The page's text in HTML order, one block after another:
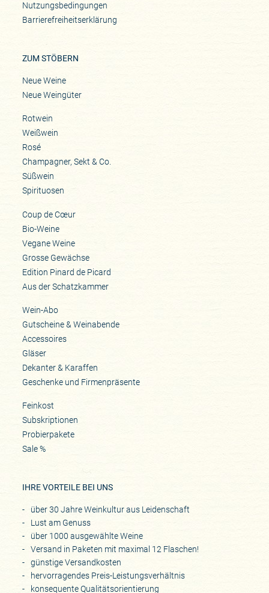
Nutzungsbedingungen
Barrierefreiheitserklärung
ZUM STÖBERN
Neue Weine
Neue Weingüter
Rotwein
Weißwein
Rosé
Champagner, Sekt & Co.
Süßwein
Spirituosen
Coup de Cœur
Bio-Weine
Vegane Weine
Grosse Gewächse
Edition Pinard de Picard
Aus der Schatzkammer
Wein-Abo
Gutscheine & Weinabende
Accessoires
Gläser
Dekanter & Karaffen
Geschenke und Firmenpräsente
Feinkost
Subskriptionen
Probierpakete
Sale %
IHRE VORTEILE BEI UNS
über 30 Jahre Weinkultur aus Leidenschaft
Lust am Genuss
über 1000 ausgewählte Weine
Versand in Paketen mit maximal 12 Flaschen!
günstige Versandkosten
hervorragendes Preis-Leistungsverhältnis
konsequente Qualitätsorientierung